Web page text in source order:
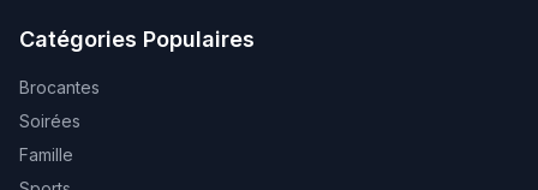
Catégories Populaires
Brocantes
Soirées
Famille